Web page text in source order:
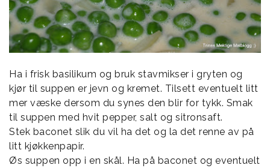
Ha i frisk basilikum og bruk stavmikser i gryten og
kjør til suppen er jevn og kremet. Tilsett eventuelt litt
mer væske dersom du synes den blir for tykk. Smak
til suppen med hvit pepper, salt og sitronsaft.
Stek baconet slik du vil ha det og la det renne av på
litt kjøkkenpapir.
Øs suppen opp i en skål. Ha på baconet og eventuelt